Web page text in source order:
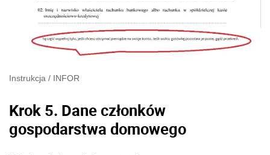
Instrukcja / INFOR
Krok 5. Dane członków
gospodarstwa domowego